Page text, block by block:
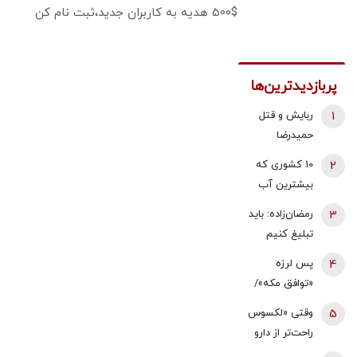
500$ هدیه به کاربران جدید،ثبت نام کن
پربازدیدترین‌ها
ربایش و قتل
حمیدرضا
شد/ ارسال
ویدئویی از
لحظه قتل او
برای
عکس
1
10 کشوری که
بیشترین آب
دارند
2
رمضان‌زاده: باید
تبلیغ کنیم
ضداسرائیلی
است، نه
ضدایرانی | ما
هم می‌توانیم
3
پس لرزه
«توافق مکه»/
داد: بر علیه
ایران نیست
4
وقتی «لکسوس
راحت‌تر از دارو
5